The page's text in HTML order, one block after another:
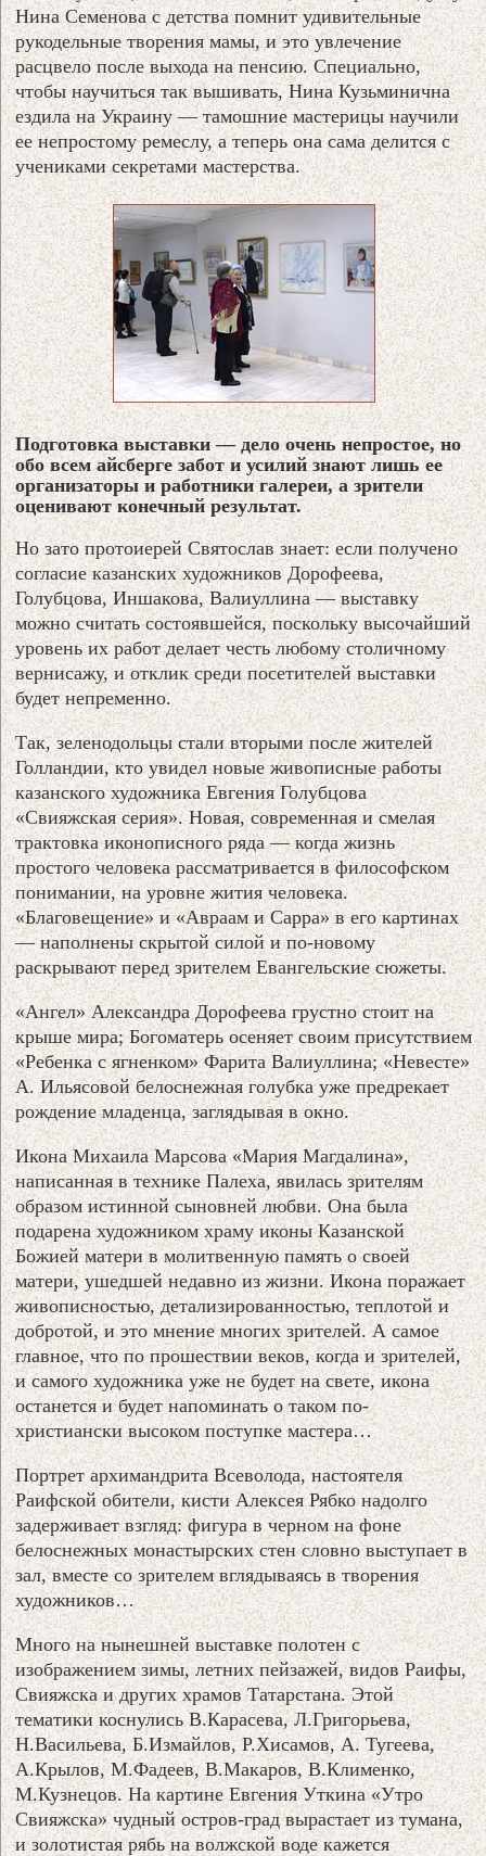
Нина Семенова с детства помнит удивительные
рукодельные творения мамы, и это увлечение
расцвело после выхода на пенсию. Специально,
чтобы научиться так вышивать, Нина Кузьминична
ездила на Украину — тамошние мастерицы научили
ее непростому ремеслу, а теперь она сама делится с
учениками секретами мастерства.
Подготовка выставки — дело очень непростое, но
обо всем айсберге забот и усилий знают лишь ее
организаторы и работники галереи, а зрители
оценивают конечный результат.
Но зато протоиерей Святослав знает: если получено
согласие казанских художников Дорофеева,
Голубцова, Иншакова, Валиуллина — выставку
можно считать состоявшейся, поскольку высочайший
уровень их работ делает честь любому столичному
вернисажу, и отклик среди посетителей выставки
будет непременно.
Так, зеленодольцы стали вторыми после жителей
Голландии, кто увидел новые живописные работы
казанского художника Евгения Голубцова
«Свияжская серия». Новая, современная и смелая
трактовка иконописного ряда — когда жизнь
простого человека рассматривается в философском
понимании, на уровне жития человека.
«Благовещение» и «Авраам и Сарра» в его картинах
— наполнены скрытой силой и по-новому
раскрывают перед зрителем Евангельские сюжеты.
«Ангел» Александра Дорофеева грустно стоит на
крыше мира; Богоматерь осеняет своим присутствием
«Ребенка с ягненком» Фарита Валиуллина; «Невесте»
А. Ильясовой белоснежная голубка уже предрекает
рождение младенца, заглядывая в окно.
Икона Михаила Марсова «Мария Магдалина»,
написанная в технике Палеха, явилась зрителям
образом истинной сыновней любви. Она была
подарена художником храму иконы Казанской
Божией матери в молитвенную память о своей
матери, ушедшей недавно из жизни. Икона поражает
живописностью, детализированностью, теплотой и
добротой, и это мнение многих зрителей. А самое
главное, что по прошествии веков, когда и зрителей,
и самого художника уже не будет на свете, икона
останется и будет напоминать о таком по-
христиански высоком поступке мастера…
Портрет архимандрита Всеволода, настоятеля
Раифской обители, кисти Алексея Рябко надолго
задерживает взгляд: фигура в черном на фоне
белоснежных монастырских стен словно выступает в
зал, вместе со зрителем вглядываясь в творения
художников…
Много на нынешней выставке полотен с
изображением зимы, летних пейзажей, видов Раифы,
Свияжска и других храмов Татарстана. Этой
тематики коснулись В.Карасева, Л.Григорьева,
Н.Васильева, Б.Измайлов, Р.Хисамов, А. Тугеева,
А.Крылов, М.Фадеев, В.Макаров, В.Клименко,
М.Кузнецов. На картине Евгения Уткина «Утро
Свияжска» чудный остров-град вырастает из тумана,
и золотистая рябь на волжской воде кажется